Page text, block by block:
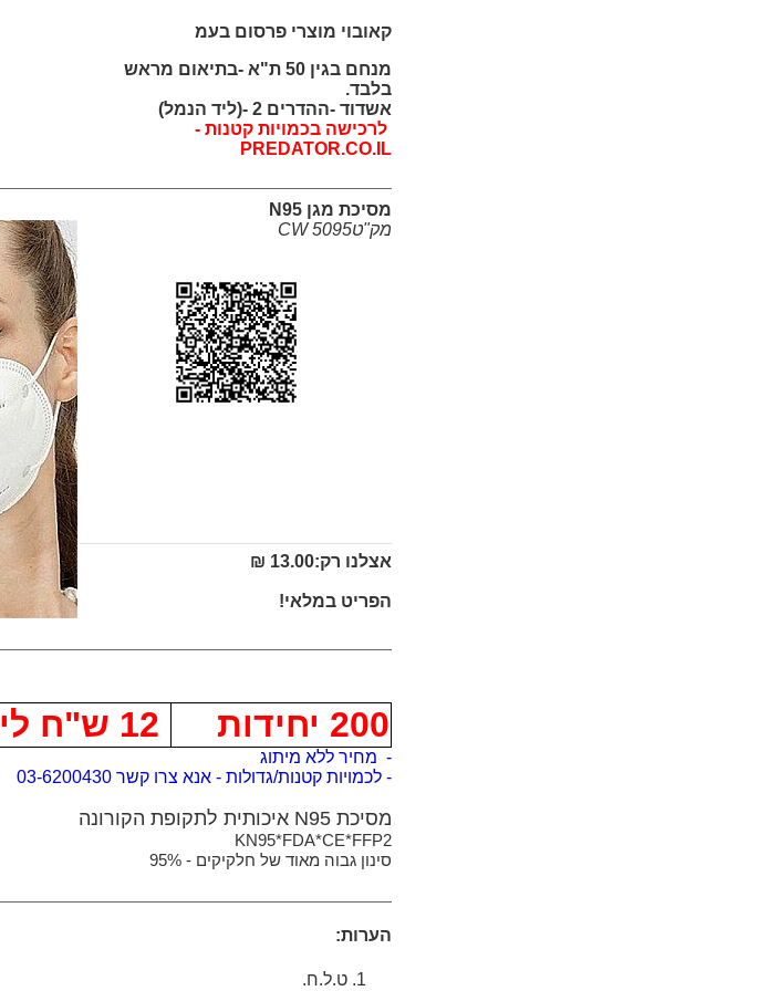
קאובוי מוצרי פרסום בעמ
מנחם בגין 50 ת"א -בתיאום מראש
בלבד.
אשדוד -ההדרים 2 -(ליד הנמל)
לרכישה בכמויות קטנות -
PREDATOR.CO.IL
מסיכת מגן N95
מק"טCW 5095
אצלנו רק:13.00 ₪
הפריט במלאי!
200 יחידות
- מחיר ללא מיתוג
- לכמויות קטנות/גדולות - אנא צרו קשר 03-6200430
מסיכת N95 איכותית לתקופת הקורונה
KN95*FDA*CE*FFP2
סינון גבוה מאוד של חלקיקים - 95%
הערות:
ט.ל.ח.